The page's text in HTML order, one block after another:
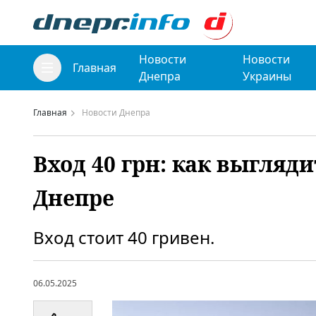
Главная
Новости
Днепра
Новости
Украины
Главная Новости Днепра
Вход 40 грн: как
Днепре
Вход стоит 40 гривен.
06.05.2025